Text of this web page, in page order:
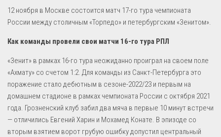
12 ноября в Москве состоится матч 17-го тура чемпионата
России между столичным «Торпедо» и петербургским «Зенитом».
Как команды провели свои матчи 16-го тура РПЛ
«Зенит» в рамках 16-го тура неожиданно проиграл на своем поле
«Ахмату» со счетом 1:2. Для команды из Санкт-Петербурга это
поражение стало дебютным в сезоне-2022/23 и первым на
домашнем стадионе в рамках чемпионата России с октября 2021
года. Грозненский клуб забил два мяча в первые 10 минут встречи
— отличились Евгений Харин и Мохамед Конате. В эпизоде со
вторым взятием ворот грубую ошибку допустил центральный